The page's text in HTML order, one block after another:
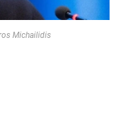
Michailidis